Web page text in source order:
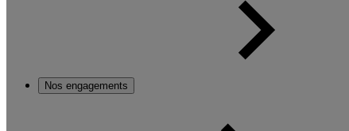
Nos engagements